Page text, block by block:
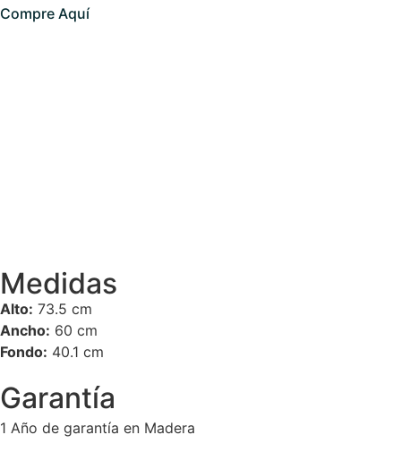
Compre Aquí
Medidas
Alto: 73.5 cm
Ancho: 60 cm
Fondo: 40.1 cm
Garantía
1 Año de garantía en Madera